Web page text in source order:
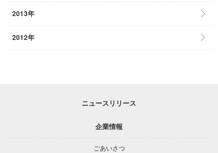
2013年
2012年
ニュースリリース
企業情報
ごあいさつ